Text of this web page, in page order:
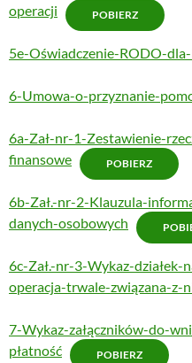
operacji
POBIERZ
5e-Oświadczenie-RODO-
6-Umowa-o-przyznanie-
6a-Zał-nr-1-Zestawienie-
finansowe
POBIERZ
6b-Zał.-nr-2-Klauzula-
danych-osobowych
6c-Zał.-nr-3-Wykaz-
operacja-trwale-związana-z-
7-Wykaz-załączników-do-
płatność
POBIERZ